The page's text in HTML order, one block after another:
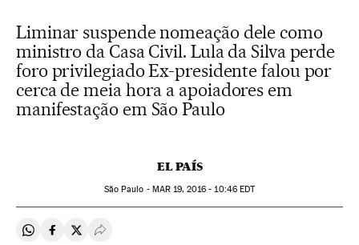
Liminar suspende nomeação dele como
ministro da Casa Civil. Lula da Silva perde
foro privilegiado Ex-presidente falou por
cerca de meia hora a apoiadores em
manifestação em São Paulo
EL PAÍS
São Paulo - MAR 19, 2016 - 10:46EDT
Compartir en Whatsapp
Compartir en Facebook
Compartir en Twitter
Desplegar Redes Sociales